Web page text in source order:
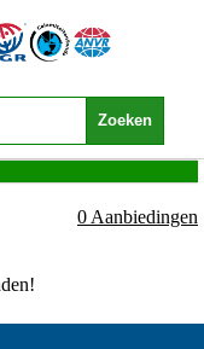
Di Canazei
0 Aanbiedingen